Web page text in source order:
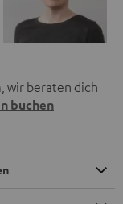
wir beraten dich
buchen